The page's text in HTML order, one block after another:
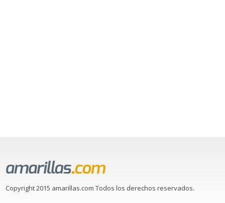
Copyright 2015 amarillas.com Todos los derechos reservados.